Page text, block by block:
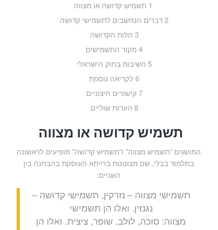
תשמיש קדושה או מצווה
2 דברים הנחשבים לתשמישי קדושה
3 חלות הקדושה
4 מקור התשמישים
5 חשיבות בחוק הישראלי
6 לקריאה נוספת
7 קישורים חיצוניים
8 הערות שוליים
תשמיש קדושה או מצווה
המושגים “תשמיש מצווה” ו”תשמיש קדושה” מופיעים לראשונה
בתלמוד בבלי, שם מצוטטת ברייתא העוסקת בהבחנה בין
השניים:
תשמישי מצווה – נזרקין, תשמישי קדושה –
נגנזין. ואלו הן תשמישי
מצווה: סוכה, לולב, שופר, ציצית. ואלו הן